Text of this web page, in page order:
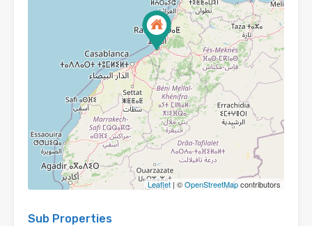
Leaflet | ©OpenStreetMapcontributors
Sub Properties